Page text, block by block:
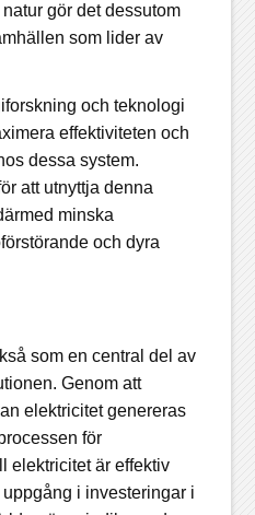
gör det dessutom
som lider av
och teknologi
effektiviteten och
dessa system.
att utnyttja denna
minska
och dyra
som en central del av
Genom att
elektricitet genereras
för
elektricitet är effektiv
i investeringar i